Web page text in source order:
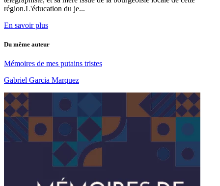
région.L'éducation du je...
En savoir plus
Du même auteur
Mémoires de mes putains tristes
Gabriel Garcia Marquez